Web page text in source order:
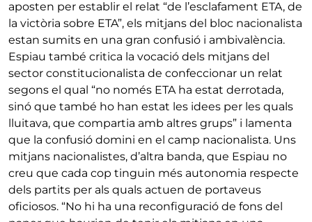
aposten per establir el relat “de l’esclafament ETA, de
la victòria sobre ETA”, els mitjans del bloc nacionalista
estan sumits en una gran confusió i ambivalència.
Espiau també critica la vocació dels mitjans del
sector constitucionalista de confeccionar un relat
segons el qual “no només ETA ha estat derrotada,
sinó que també ho han estat les idees per les quals
lluitava, que compartia amb altres grups” i lamenta
que la confusió domini en el camp nacionalista. Uns
mitjans nacionalistes, d’altra banda, que Espiau no
creu que cada cop tinguin més autonomia respecte
dels partits per als quals actuen de portaveus
oficiosos. “No hi ha una reconfiguració de fons del